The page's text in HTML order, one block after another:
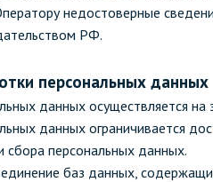
недостоверные
РФ.
персональных данных
данных осуществляется на
данных ограничивается
сбора персональных данных.
баз данных,